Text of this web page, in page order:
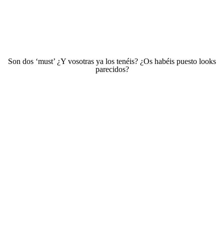
Son dos ‘must’ ¿Y vosotras ya los tenéis? ¿Os habéis puesto looks
parecidos?